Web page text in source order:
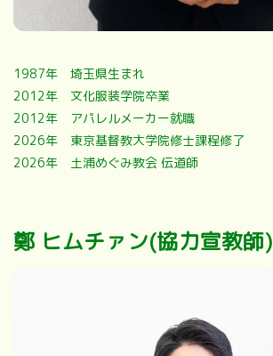
1987年 埼玉県生まれ
2012年 文化服装学院卒業
2012年 アパレルメーカー就職
2026年 東京基督教大学院修士課程修了
2026年 土浦めぐみ教会 伝道師
鄭 ヒムチァン(協力宣教師)